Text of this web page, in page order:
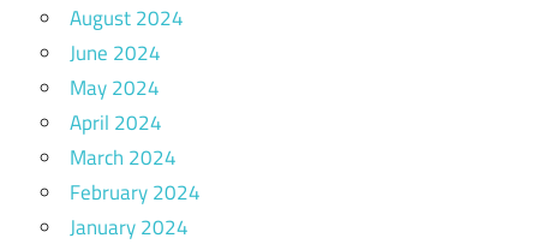
August 2024
June 2024
May 2024
April 2024
March 2024
February 2024
January 2024